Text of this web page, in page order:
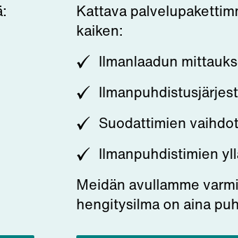
Kattava
kaiken:
Ilmanlaadun
Suodattimien vaihdot
Ilmanpuhdistimien
Meidän avullamme
hengitysilma on aina